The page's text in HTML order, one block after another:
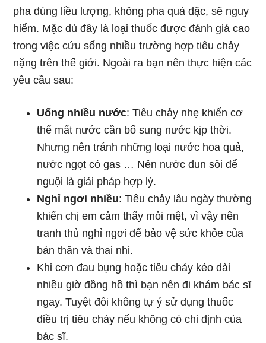
pha đúng liều lượng, không pha quá đặc, sẽ nguy
hiểm. Mặc dù đây là loại thuốc được đánh giá cao
trong việc cứu sống nhiều trường hợp tiêu chảy
nặng trên thế giới. Ngoài ra bạn nên thực hiện các
yêu cầu sau:
Uống nhiều nước: Tiêu chảy nhẹ khiến cơ
thể mất nước cần bổ sung nước kịp thời.
Nhưng nên tránh những loại nước hoa quả,
nước ngọt có gas … Nên nước đun sôi để
nguội là giải pháp hợp lý.
Nghỉ ngơi nhiều: Tiêu chảy lâu ngày thường
khiến chị em cảm thấy mỏi mệt, vì vậy nên
tranh thủ nghỉ ngơi để bảo vệ sức khỏe của
bản thân và thai nhi.
Khi cơn đau bụng hoặc tiêu chảy kéo dài
nhiều giờ đồng hồ thì bạn nên đi khám bác sĩ
ngay. Tuyệt đôi không tự ý sử dụng thuốc
điều trị tiêu chảy nếu không có chỉ định của
bác sĩ.